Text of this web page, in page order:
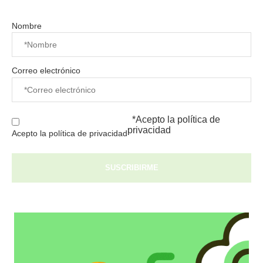
Nombre
Correo electrónico
Acepto la política de privacidad
*Acepto la política de
privacidad